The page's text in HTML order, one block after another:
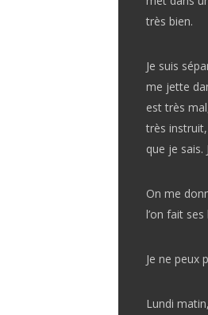
très bien.
Je suis
me jette
est très
très
que je sais.
On me
l’on fait
Je ne peux
Lundi